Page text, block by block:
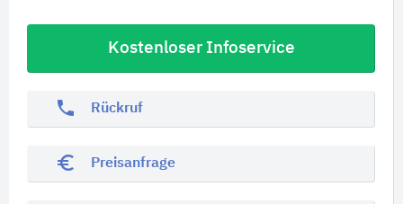
Kostenloser Infoservice
phone Rückruf
euro_symbol Preisanfrage